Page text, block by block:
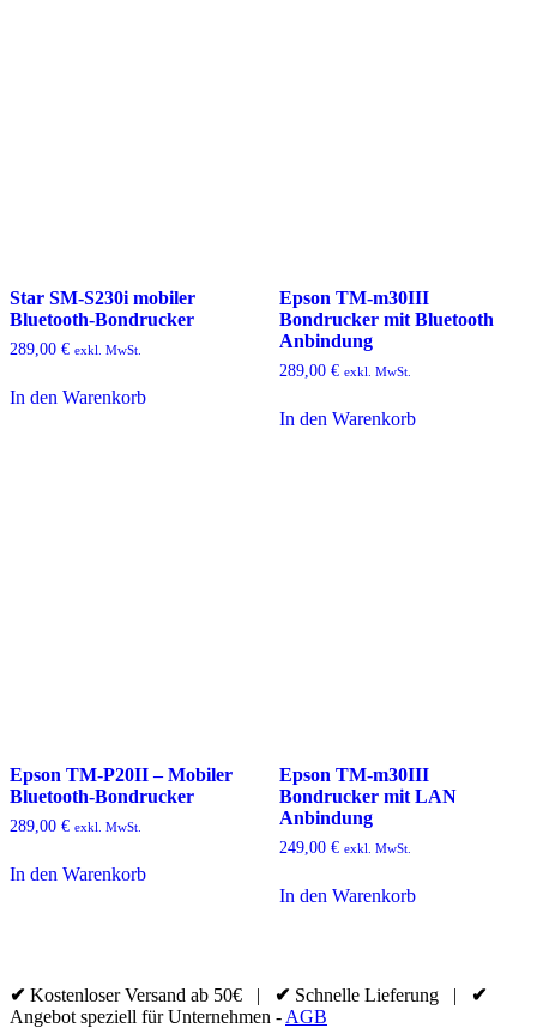
Star SM-S230i mobiler
Bluetooth-Bondrucker
289,00 € exkl. MwSt.
In den Warenkorb
Epson TM-m30III
Bondrucker mit Bluetooth
Anbindung
289,00 € exkl. MwSt.
In den Warenkorb
Epson TM-P20II – Mobiler
Bluetooth-Bondrucker
289,00 € exkl. MwSt.
In den Warenkorb
Epson TM-m30III
Bondrucker mit LAN
Anbindung
249,00 € exkl. MwSt.
In den Warenkorb
✔ Kostenloser Versand ab 50€ | ✔ Schnelle Lieferung |
✔
Angebot speziell für Unternehmen - AGB